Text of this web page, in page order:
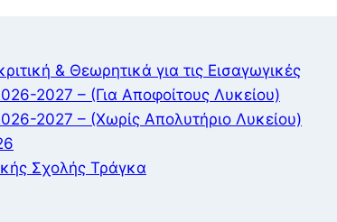
& Θεωρητικά για τις Εισαγωγικές
2027 – (Για Αποφοίτους Λυκείου)
2027 – (Χωρίς Απολυτήριο Λυκείου)
Σχολής Τράγκα